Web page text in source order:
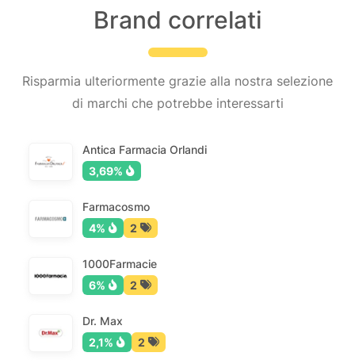
Brand correlati
Risparmia ulteriormente grazie alla nostra selezione
di marchi che potrebbe interessarti
Antica Farmacia Orlandi
3,69%
Farmacosmo
4%
2
1000Farmacie
6%
2
Dr. Max
2,1%
2